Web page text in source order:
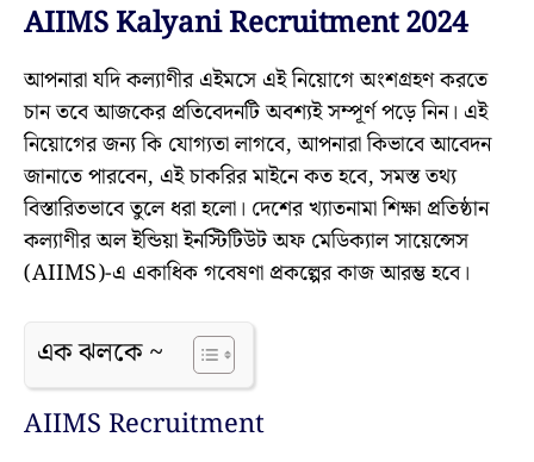
AIIMS Kalyani Recruitment 2024
আপনারা যদি কল্যাণীর এইমসে এই নিয়োগে অংশগ্রহণ করতে
চান তবে আজকের প্রতিবেদনটি অবশ্যই সম্পূর্ণ পড়ে নিন। এই
নিয়োগের জন্য কি যোগ্যতা লাগবে, আপনারা কিভাবে আবেদন
জানাতে পারবেন, এই চাকরির মাইনে কত হবে, সমস্ত তথ্য
বিস্তারিতভাবে তুলে ধরা হলো। দেশের খ্যাতনামা শিক্ষা প্রতিষ্ঠান
কল্যাণীর অল ইন্ডিয়া ইনস্টিটিউট অফ মেডিক্যাল সায়েন্সেস
(AIIMS)-এ একাধিক গবেষণা প্রকল্পের কাজ আরম্ভ হবে।
এক ঝলকে ~
AIIMS Recruitment